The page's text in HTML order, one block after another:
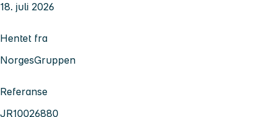
18. juli 2026
Hentet fra
NorgesGruppen
Referanse
JR10026880